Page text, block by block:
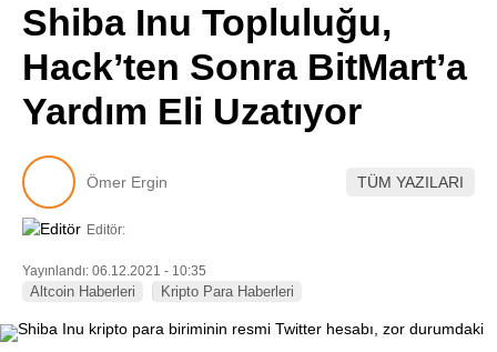
Youtube
TikTok
Shiba Inu Topluluğu,
Hack’ten Sonra BitMart’a
Yardım Eli Uzatıyor
Ömer Ergin TÜM YAZILARI
Editör:
Yayınlandı: 06.12.2021 - 10:35
Altcoin Haberleri Kripto Para Haberleri